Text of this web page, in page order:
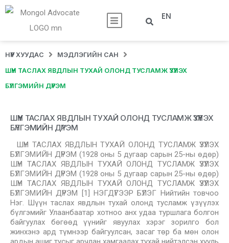
EN
НҮҮР ХУУДАС МЭДЛЭГИЙН САН
ШҮҮН ТАСЛАХ ЯВДЛЫН ТУХАЙ ОЛОНД ТУСЛАМЖ ҮЗҮҮЛЭХ
БҮЛГЭМИЙН ДҮРЭМ
ШҮҮН ТАСЛАХ ЯВДЛЫН ТУХАЙ ОЛОНД ТУСЛАМЖ ҮЗҮҮЛЭХ
БҮЛГЭМИЙН ДҮРЭМ
ШҮҮН ТАСЛАХ ЯВДЛЫН ТУХАЙ ОЛОНД ТУСЛАМЖ ҮЗҮҮЛЭХ
БҮЛГЭМИЙН ДҮРЭМ (1928 оны 5 дугаар сарын 25-ны өдөр)
ШҮҮН ТАСЛАХ ЯВДЛЫН ТУХАЙ ОЛОНД ТУСЛАМЖ ҮЗҮҮЛЭХ
БҮЛГЭМИЙН ДҮРЭМ (1928 оны 5 дугаар сарын 25-ны өдөр)
ШҮҮН ТАСЛАХ ЯВДЛЫН ТУХАЙ ОЛОНД ТУСЛАМЖ ҮЗҮҮЛЭХ
БҮЛГЭМИЙН ДҮРЭМ [1] НЭГДҮГЭЭР БҮЛЭГ Нийтийн товчоо
Нэг. Шүүн таслах явдлын тухай олонд тусламж үзүүлэх
бүлгэмийг Улаанбаатар хотноо анх удаа туршлага болгон
байгуулах бөгөөд үүнийг явуулах хэрэг зорилго бол
жинхэнэ ард түмнээр байгуулсан, засаг төр ба мөн олон